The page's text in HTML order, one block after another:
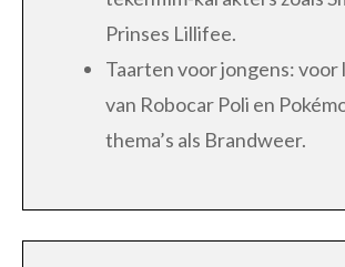
Prinses Lillifee.
Taarten voor jongens:
van Robocar Poli en
thema’s als Brandweer.